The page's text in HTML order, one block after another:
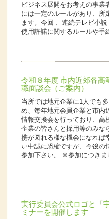
ビジネス展開をお考えの事業
には一定のルールがあり、所
ます。今回 、連続テレビ小
使用許諾に関するルールや手
令和８年度 市内近郊各高
職面談会（ご案内）
当所では地元企業に1人でも
め、毎年地元会員企業と市内
情報交換会を行っており、高
企業の皆さんと採用等のみな
携が図れる様な機会になれば
い中誠に恐縮ですが、今後の
参加下さい。 ※参加につきま
実行委員会公式ロゴと「
ミナーを開催します